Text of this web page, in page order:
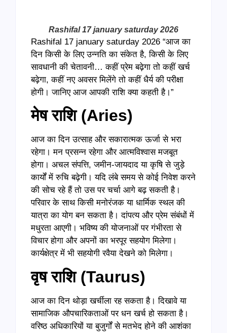
Rashifal 17 january saturday 2026
Rashifal 17 january saturday 2026 “आज का
दिन किसी के लिए उन्नति का संकेत है, किसी के लिए
सावधानी की चेतावनी… कहीं प्रेम बढ़ेगा तो कहीं खर्च
बढ़ेगा, कहीं नए अवसर मिलेंगे तो कहीं धैर्य की परीक्षा
होगी। जानिए आज आपकी राशि क्या कहती है।”
मेष राशि (Aries)
आज का दिन उत्साह और सकारात्मक ऊर्जा से भरा
रहेगा। मन प्रसन्न रहेगा और आत्मविश्वास मजबूत
होगा। अचल संपत्ति, जमीन-जायदाद या कृषि से जुड़े
कार्यों में रुचि बढ़ेगी। यदि लंबे समय से कोई निवेश करने
की सोच रहे हैं तो उस पर चर्चा आगे बढ़ सकती है।
परिवार के साथ किसी मनोरंजक या धार्मिक स्थल की
यात्रा का योग बन सकता है। दांपत्य और प्रेम संबंधों में
मधुरता आएगी। भविष्य की योजनाओं पर गंभीरता से
विचार होगा और अपनों का भरपूर सहयोग मिलेगा।
कार्यक्षेत्र में भी सहयोगी रवैया देखने को मिलेगा।
वृष राशि (Taurus)
आज का दिन थोड़ा खर्चीला रह सकता है। दिखावे या
सामाजिक औपचारिकताओं पर धन खर्च हो सकता है।
वरिष्ठ अधिकारियों या बुजुर्गों से मतभेद होने की आशंका